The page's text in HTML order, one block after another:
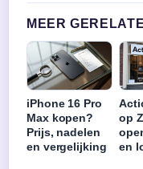
MEER
iPhone 16 Pro
Max kopen?
Prijs, nadelen
en vergelijking
op
en